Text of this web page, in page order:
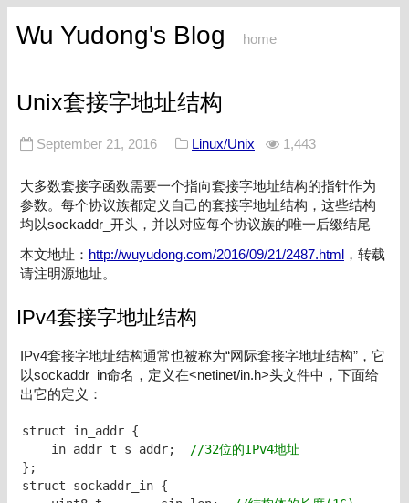
Wu Yudong's Blog home
Unix套接字地址结构
September 21, 2016 Linux/Unix 1,443
大多数套接字函数需要一个指向套接字地址结构的指针作为
参数。每个协议族都定义自己的套接字地址结构，这些结构
均以sockaddr_开头，并以对应每个协议族的唯一后缀结尾
本文地址： http://wuyudong.com/2016/09/21/2487.html ，转载
请注明源地址。
IPv4套接字地址结构
IPv4套接字地址结构通常也被称为“网际套接字地址结构”，它
以sockaddr_in命名，定义在<netinet/in.h>头文件中，下面给
出它的定义：
struct in_addr {
in_addr_t s_addr;
//32位的IPv4地址
};
struct sockaddr_in {